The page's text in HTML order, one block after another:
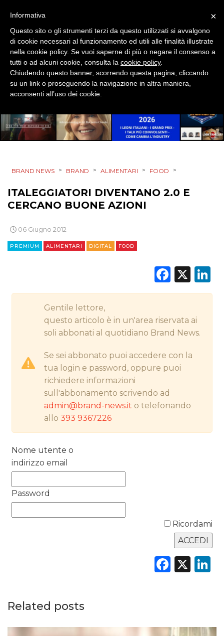
DIRECT
SPONSOR
DESIGN
EVENTI
MOBILE
PROMOZIONI
PRODOTTI
PUNTI VENDITA
CSR
DIGITALE
EDITORIA
ESTERNA
RADIO / AUDIO
DATI
BRAND NEWS > BRAND > ALIMENTARI > FOOD >
ITALEGGIATORI DIVENTANO 2.0 E
CERCANO BUONE AZIONI
06 Giugno 2012
PREMIUM ALIMENTARI DIGITAL FOOD
X
Gentile lettore,
questo articolo è in un'area riservata ai
soli abbonati al quotidiano Brand News.
Se sei abbonato puoi accedere con la
tua login e password, oppure puoi
richiedere informazioni
sull'abbonamento scrivendo ad
admin@brand-news.it o telefonando
allo393 9367226
Nome utente o
indirizzo email
Password
Ricordami
X
Related posts
×
Informativa
Questo sito o gli strumenti terzi da questo utilizzati si avvalgono
di cookie necessari al funzionamento ed utili alle finalità illustrate
nella cookie policy. Se vuoi saperne di più o negare il consenso a
tutti o ad alcuni cookie, consulta la cookie policy.
Chiudendo questo banner, scorrendo questa pagina, cliccando
su un link o proseguendo la navigazione in altra maniera,
acconsenti all’uso dei cookie.